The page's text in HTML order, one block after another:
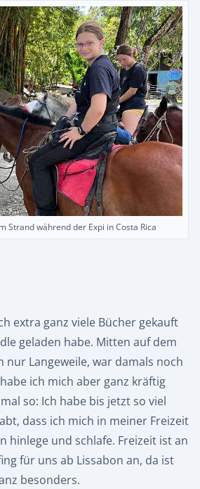
Strand während der Expi in Costa Rica
extra ganz viele Bücher gekauft
geladen habe. Mitten auf dem
nur Langeweile, war damals noch
ich mich aber ganz kräftig
so: Ich habe bis jetzt so viel
dass ich mich in meiner Freizeit
hinlege und schlafe. Freizeit ist an
für uns ab Lissabon an, da ist
besonders.